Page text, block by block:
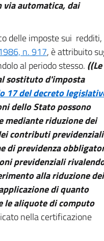
automatica, dai
delle imposte sui redditi,
n. 917, è attribuito
al periodo stesso. ((Le
sostituto d'imposta
17 del decreto
dello Stato possono
mediante riduzione dei
contributi
di previdenza
previdenziali
alla riduzione dei
di quanto
le aliquote di computo
nella certificazione